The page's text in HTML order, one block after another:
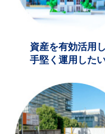
資産を有効活用
手堅く運用したい